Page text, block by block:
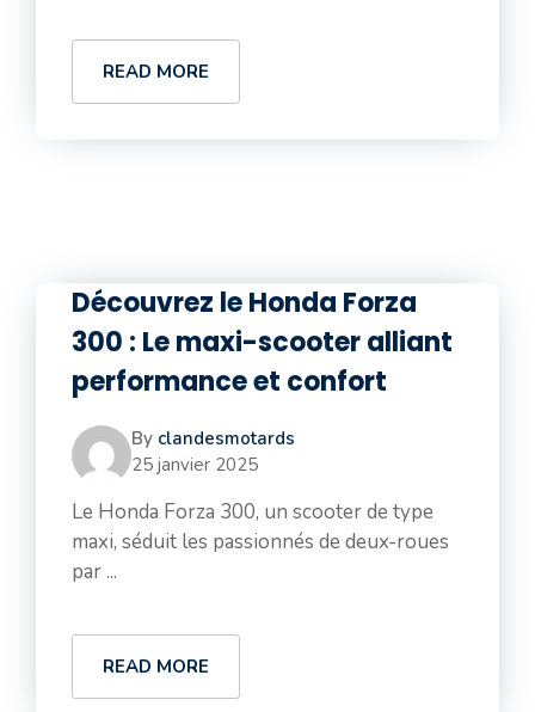
READ MORE
Découvrez le Honda Forza
300 : Le maxi-scooter alliant
performance et confort
By clandesmotards
25 janvier 2025
Le Honda Forza 300, un scooter de type
maxi, séduit les passionnés de deux-roues
par ...
READ MORE